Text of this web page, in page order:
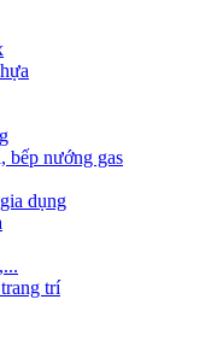
bếp nướng gas
dụng
trí